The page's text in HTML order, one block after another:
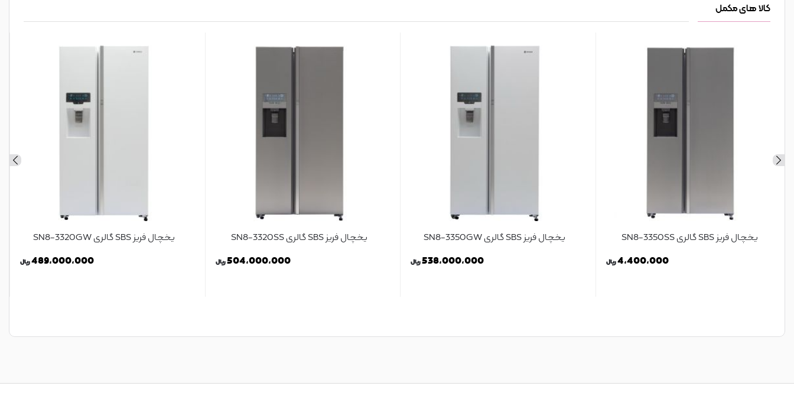
کالا های مکمل
یخچال فریز SBS گالری SN8-3350SS
4,400,000ریال
یخچال فریز SBS گالری SN8-3350GW
538,000,000ریال
یخچال فریز SBS گالری SN8-3320SS
504,000,000ریال
یخچال فریز SBS گالری SN8-3320GW
489,000,000ریال